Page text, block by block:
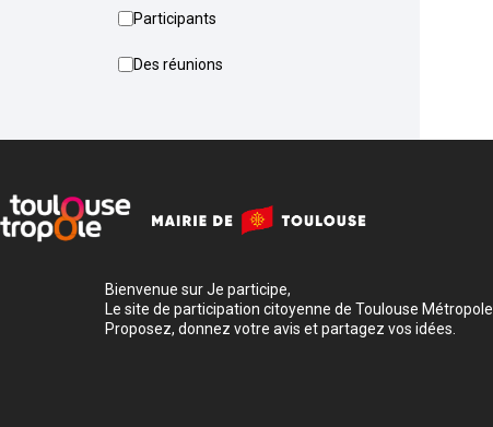
Participants
Des réunions
Bienvenue sur Je participe,
Le site de participation citoyenne de Toulouse Métropole.
Proposez, donnez votre avis et partagez vos idées.